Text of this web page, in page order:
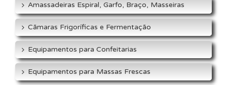
Amassadeiras Espiral, Garfo, Braço, Masseiras
Cãmaras Frigoríficas e Fermentação
Equipamentos para Confeitarias
Equipamentos para Massas Frescas